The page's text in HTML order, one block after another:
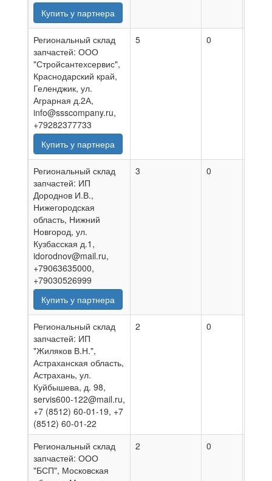
Купить у партнера
Региональный склад
запчастей: ООО
"Стройсантехсервис",
Краснодарский край,
Геленджик, ул.
Аграрная д.2А,
info@ssscompany.ru,
+79282377733
Купить у партнера
5 0
Региональный склад
запчастей: ИП
Дороднов И.В.,
Нижегородская
область, Нижний
Новгород, ул.
Кузбасская д.1,
idorodnov@mail.ru,
+79063635000,
+79030526999
Купить у партнера
3 0
Региональный склад
запчастей: ИП
"Жиляков В.Н.",
Астраханская область,
Астрахань, ул.
Куйбышева, д. 98,
servis600-122@mail.ru,
+7 (8512) 60-01-19, +7
(8512) 60-01-22
2 0
Региональный склад
запчастей: ООО
"БСП", Московская
2 0